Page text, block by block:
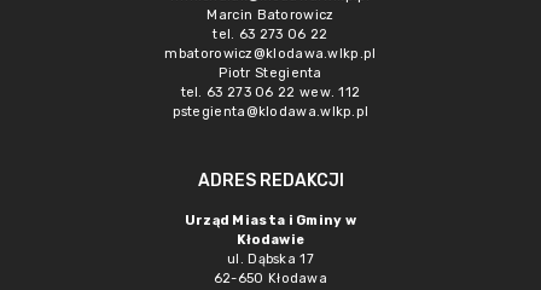
Marcin Batorowicz
tel. 63 273 06 22
mbatorowicz@klodawa.wlkp.pl
Piotr Stegienta
tel. 63 273 06 22 wew. 112
pstegienta@klodawa.wlkp.pl
ADRES REDAKCJI
Urząd Miasta i Gminy w
Kłodawie
ul. Dąbska 17
62-650 Kłodawa